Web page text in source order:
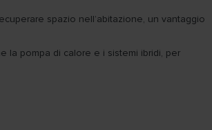
spazio nell’abitazione, un vantaggio
la pompa di calore e i sistemi ibridi, per